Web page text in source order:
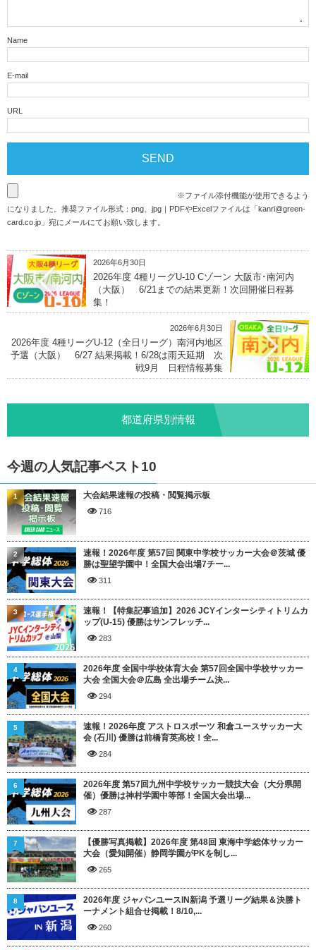
Name
E-mail
URL
※ファイル添付機能が使用できるよう
になりました。推奨ファイル形式：png、jpg｜PDFやExcelファイルは「kanri@green-
card.co.jp 」宛にメールにてお願い致します。
2026年6月30日
2026年度 4種リーグU-10 Cゾーン 大阪市･南河内
（大阪） 6/21までの結果更新！次回開催日程募
集！
2026年6月30日
2026年度 4種リーグU-12（全日リーグ）南河内地区
予選（大阪） 6/27 結果掲載！6/28は雨天延期 次
戦9月 日程情報募集
都道府県別情報
今週の人気記事ベスト10
大会結果速報の投稿・閲覧掲示板
716
1
速報！2026年度 第57回 関東中学校サッカー大会＠茨城 優
勝は聖望学園中！全国大会出場7チー...
311
2
速報！【特集記事追加】2026 JCYインターシティトリムカ
ップ(U-15) 優勝はサンフレッチ...
283
3
2026年度 全国中学校体育大会 第57回全国中学校サッカー
大会 全国大会＠広島 全出場チーム決...
294
4
速報！2026年度 アストロスポーツ 和倉ユースサッカー大
会 (石川) 優勝は前橋育英高校！全...
284
5
2026年度 第57回九州中学校サッカー競技大会（大分県開
催）優勝は神村学園中等部！全国大会出場...
287
6
【優勝写真掲載】2026年度 第48回 東海中学総体サッカー
大会（愛知開催）静岡学園がPKを制し...
265
7
2026年度 ジャパンユースIN新潟 予選リーグ結果＆決勝ト
ーナメント組合せ掲載！8/10,...
260
8